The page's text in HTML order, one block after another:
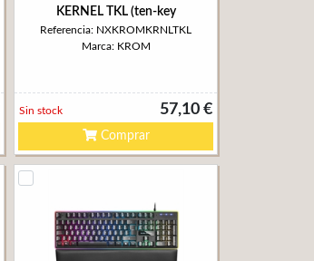
KERNEL TKL (ten-key
Referencia: NXKROMKRNLTKL
Marca: KROM
57,10 €
Sin stock
Comprar